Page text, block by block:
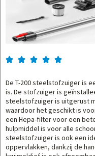
    
De T-200 steelstofzuiger is
is. De stofzuiger is
steelstofzuiger is uitgerust
waardoor het geschikt is
een Hepa-filter voor een
hulpmiddel is voor alle
steelstofzuiger is ook een
oppervlakken, dankzij de